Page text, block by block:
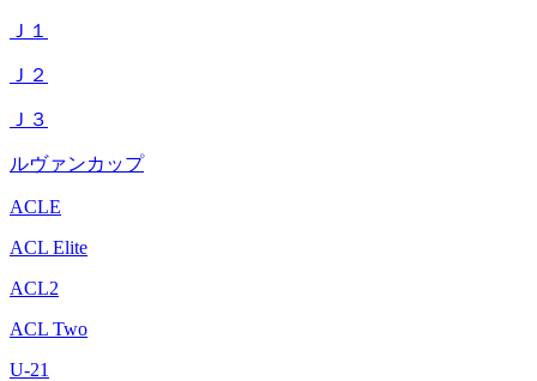
Ｊ１
Ｊ２
Ｊ３
ルヴァンカップ
ACLE
ACL Elite
ACL2
ACL Two
U-21